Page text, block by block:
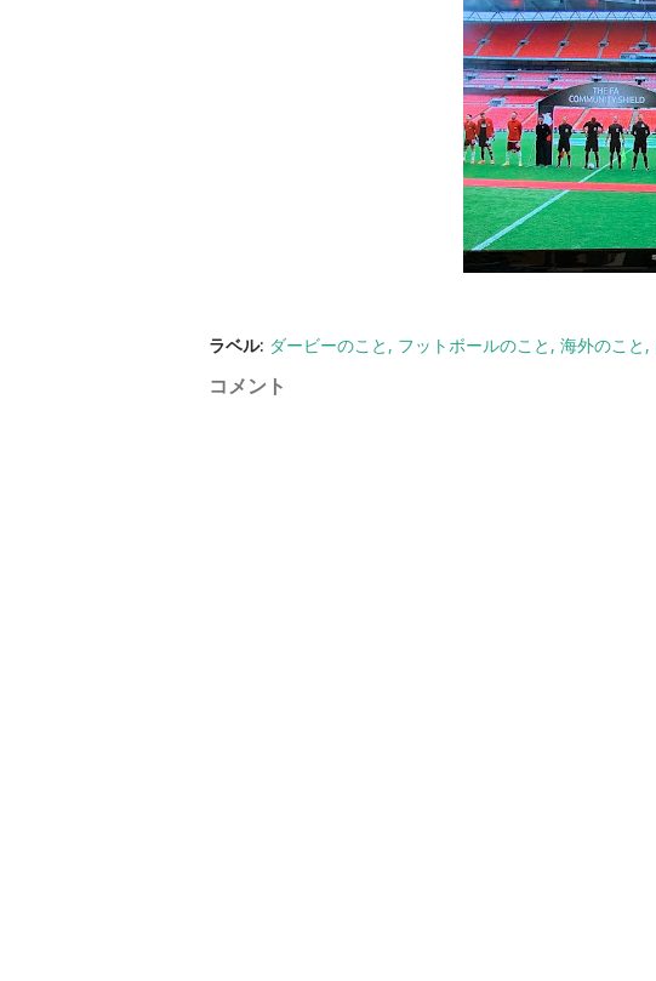
ラベル: ダービーのこと フットボールのこと 海外のこと
コメント